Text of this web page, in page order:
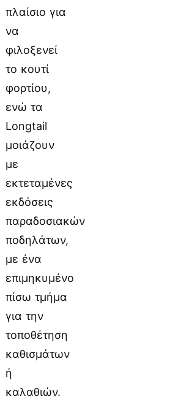
πλαίσιο για
να
φιλοξενεί
το κουτί
φορτίου,
ενώ τα
Longtail
μοιάζουν
με
εκτεταμένες
εκδόσεις
παραδοσιακών
ποδηλάτων,
με ένα
επιμηκυμένο
πίσω τμήμα
για την
τοποθέτηση
καθισμάτων
ή
καλαθιών.